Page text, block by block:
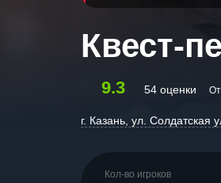
Квест-
9.3 54 оценки
г. Казань, ул. Солдатская
Кол-во игроков